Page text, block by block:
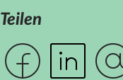
Teilen